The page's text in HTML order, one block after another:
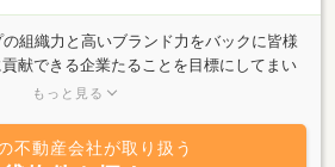
組織力と高いブランド力をバックに皆様
献できる企業たることを目標にしてまい
お越しを心からお待ち申し上げておりま
もっと見る
不動産会社が取り扱う